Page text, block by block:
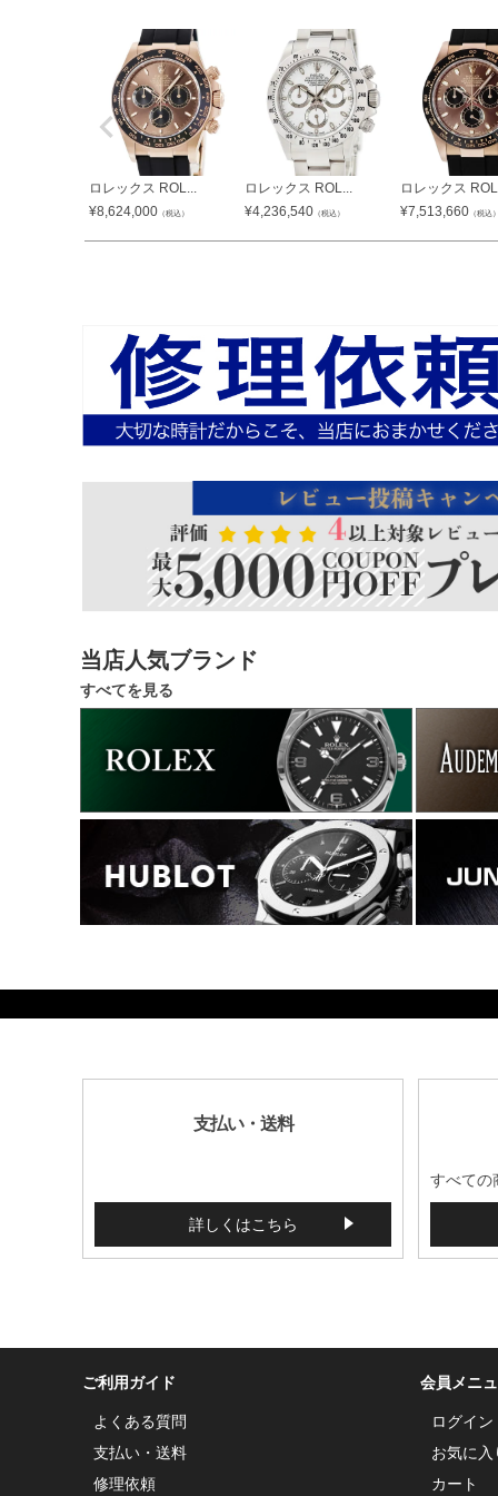
ロレックス ROL...
¥8,624,000 （税込）
ロレックス ROL...
¥4,236,540 （税込）
ロレックス
¥7,513,660 （税込）
当店人気ブランド
すべてを見る
支払い・送料
詳しくはこちら
すべての
ご利用ガイド
よくある質問
支払い・送料
修理依頼
会員メニ
ログイン
お気に入
カート